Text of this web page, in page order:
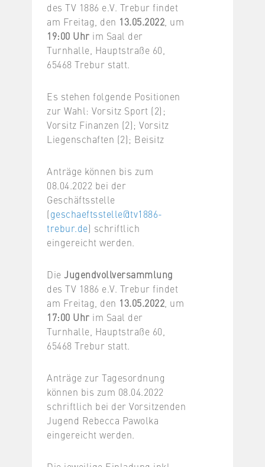
des TV 1886 e.V. Trebur findet
am Freitag, den 13.05.2022 , um
19:00 Uhr im Saal der
Turnhalle, Hauptstraße 60,
65468 Trebur statt.
Es stehen folgende Positionen
zur Wahl: Vorsitz Sport (2);
Vorsitz Finanzen (2); Vorsitz
Liegenschaften (2); Beisitz
Anträge können bis zum
08.04.2022 bei der
Geschäftsstelle
(geschaeftsstelle@tv1886-
trebur.de) schriftlich
eingereicht werden.
Die Jugendvollversammlung
des TV 1886 e.V. Trebur findet
am Freitag, den 13.05.2022 , um
17:00 Uhr im Saal der
Turnhalle, Hauptstraße 60,
65468 Trebur statt.
Anträge zur Tagesordnung
können bis zum 08.04.2022
schriftlich bei der Vorsitzenden
Jugend Rebecca Pawolka
eingereicht werden.